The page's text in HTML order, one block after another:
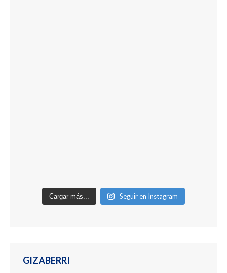
Cargar más... Seguir en Instagram
GIZABERRI